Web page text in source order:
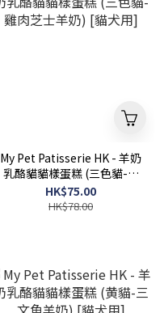
My Pet Patisserie HK - 羊奶
乳酪貓貓樣蛋糕 (三色貓-雞
肉芝士羊奶) [貓犬用]
HK$75.00
HK$78.00